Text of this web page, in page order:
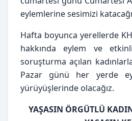
eylemlerine sesimizi
Hafta boyunca yerellerde
hakkında eylem ve
soruşturma açılan
Pazar günü her yerde
yürüyüşlerinde olacağız.
YAŞASIN ÖRGÜTLÜ